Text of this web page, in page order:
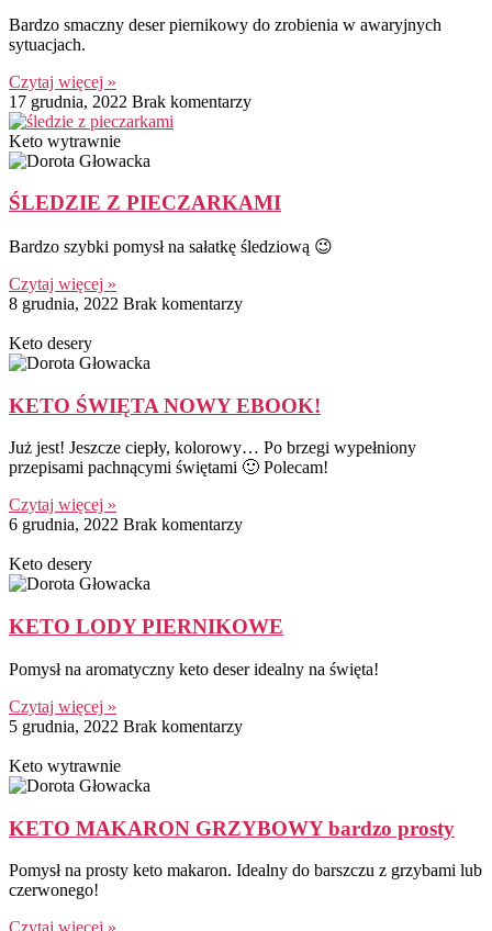
Bardzo smaczny deser piernikowy do zrobienia w awaryjnych
sytuacjach.
Czytaj więcej »
17 grudnia, 2022 Brak komentarzy
Keto wytrawnie
ŚLEDZIE Z PIECZARKAMI
Bardzo szybki pomysł na sałatkę śledziową 😉
Czytaj więcej »
8 grudnia, 2022 Brak komentarzy
Keto desery
KETO ŚWIĘTA NOWY EBOOK!
Już jest! Jeszcze ciepły, kolorowy… Po brzegi wypełniony
przepisami pachnącymi świętami 🙂 Polecam!
Czytaj więcej »
6 grudnia, 2022 Brak komentarzy
Keto desery
KETO LODY PIERNIKOWE
Pomysł na aromatyczny keto deser idealny na święta!
Czytaj więcej »
5 grudnia, 2022 Brak komentarzy
Keto wytrawnie
KETO MAKARON GRZYBOWY bardzo prosty
Pomysł na prosty keto makaron. Idealny do barszczu z grzybami lub
czerwonego!